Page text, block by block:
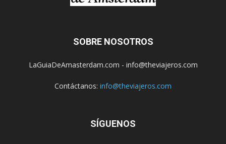
SOBRE NOSOTROS
LaGuiaDeAmasterdam.com - info@theviajeros.com
Contáctanos: info@theviajeros.com
SÍGUENOS